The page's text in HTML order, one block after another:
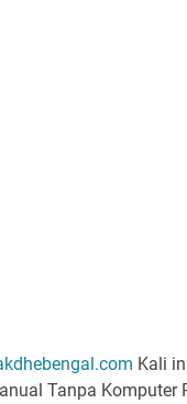
Kali
Tanpa Komputer